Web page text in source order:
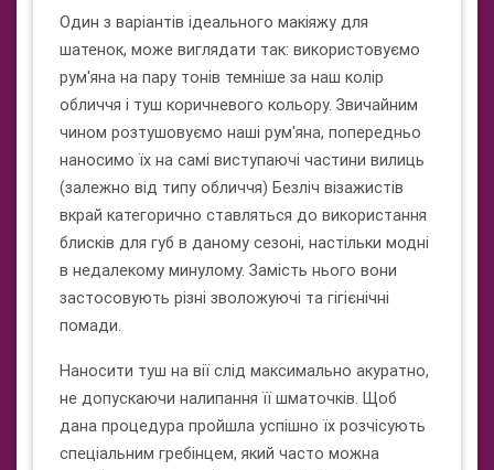
Один з варіантів ідеального макіяжу для
шатенок, може виглядати так: використовуємо
рум'яна на пару тонів темніше за наш колір
обличчя і туш коричневого кольору. Звичайним
чином розтушовуємо наші рум'яна, попередньо
наносимо їх на самі виступаючі частини вилиць
(залежно від типу обличчя) Безліч візажистів
вкрай категорично ставляться до використання
блисків для губ в даному сезоні, настільки модні
в недалекому минулому. Замість нього вони
застосовують різні зволожуючі та гігієнічні
помади.
Наносити туш на вії слід максимально акуратно,
не допускаючи налипання її шматочків. Щоб
дана процедура пройшла успішно їх розчісують
спеціальним гребінцем, який часто можна